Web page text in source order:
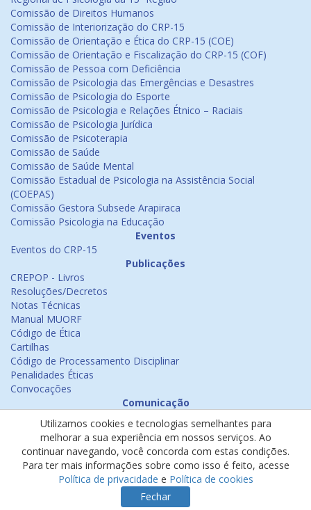
Comissão de Direitos Humanos
Comissão de Interiorização do CRP-15
Comissão de Orientação e Ética do CRP-15 (COE)
Comissão de Orientação e Fiscalização do CRP-15 (COF)
Comissão de Pessoa com Deficiência
Comissão de Psicologia das Emergências e Desastres
Comissão de Psicologia do Esporte
Comissão de Psicologia e Relações Étnico – Raciais
Comissão de Psicologia Jurídica
Comissão de Psicoterapia
Comissão de Saúde
Comissão de Saúde Mental
Comissão Estadual de Psicologia na Assistência Social
(COEPAS)
Comissão Gestora Subsede Arapiraca
Comissão Psicologia na Educação
Eventos
Eventos do CRP-15
Publicações
CREPOP - Livros
Resoluções/Decretos
Notas Técnicas
Manual MUORF
Código de Ética
Cartilhas
Código de Processamento Disciplinar
Penalidades Éticas
Convocações
Comunicação
Emissão de Certificados
Psicologia na Mídia
Ouvidoria
Política de cookies
Política de privacidade
Utilizamos cookies e tecnologias semelhantes para
melhorar a sua experiência em nossos serviços. Ao
continuar navegando, você concorda com estas condições.
Para ter mais informações sobre como isso é feito, acesse
Política de privacidade e Política de cookies
Fechar